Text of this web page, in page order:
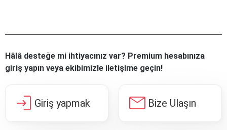
Hâlâ desteğe mi ihtiyacınız var? Premium hesabınıza
giriş yapın veya ekibimizle iletişime geçin!
login Giriş yapmak mail Bize Ulaşın